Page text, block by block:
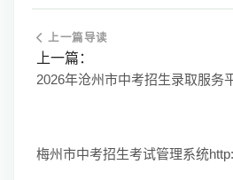
上一篇导读
上一篇：